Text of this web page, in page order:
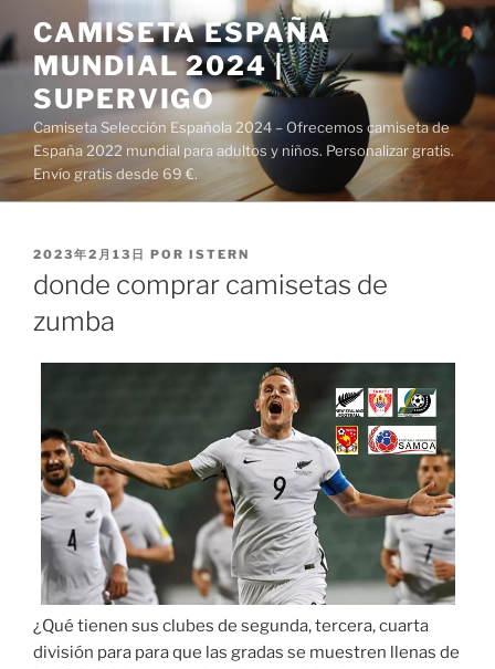
al
contenido
CAMISETA ESPAÑA
MUNDIAL 2024 |
SUPERVIGO
Camiseta Selección Española 2024 – Ofrecemos camiseta de
España 2022 mundial para adultos y niños. Personalizar gratis.
Envío gratis desde 69 €.
PUBLICADO
EL
2023年2月13日 POR ISTERN
donde comprar camisetas de
zumba
¿Qué tienen sus clubes de segunda, tercera, cuarta
división para para que las gradas se muestren llenas de